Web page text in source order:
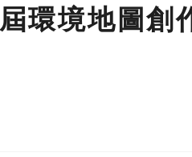
環境地圖創